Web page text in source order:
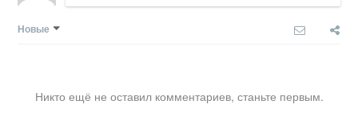
Новые
Никто ещё не оставил комментариев, станьте первым.